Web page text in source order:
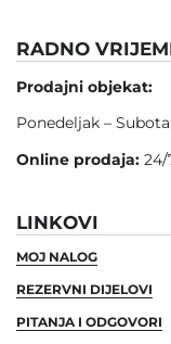
RADNO
Prodajni objekat:
Ponedeljak –
Online prodaja: 24/
LINKOVI
MOJ NALOG
REZERVNI DIJELOVI
PITANJA I ODGOVORI